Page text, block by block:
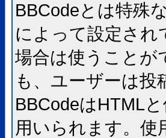
BBCodeとは特殊
によって設定され
場合は使うことが
も、ユーザーは投
BBCodeはHTML
用いられます。使